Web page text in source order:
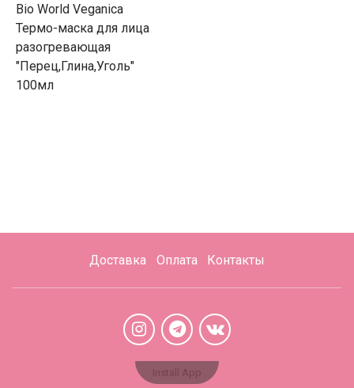
Bio World Veganica
Термо-маска для лица
разогревающая
"Перец,Глина,Уголь"
100мл
Доставка Оплата Контакты
Install App